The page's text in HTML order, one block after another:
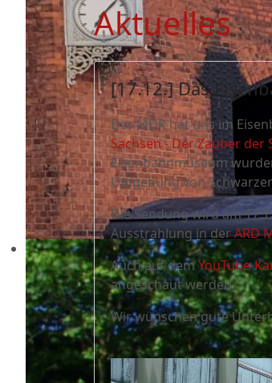
Aktuelles
[17.12.] Das
Der MDR hat uns im
Sachsen - Der Zauber
Eisenbahnmuseum
Umgebung von
Die Sendung wird am
Ausstrahlung in derARD
Auch auf demYouTube-
angeschaut werden.
Wir wünschen gute